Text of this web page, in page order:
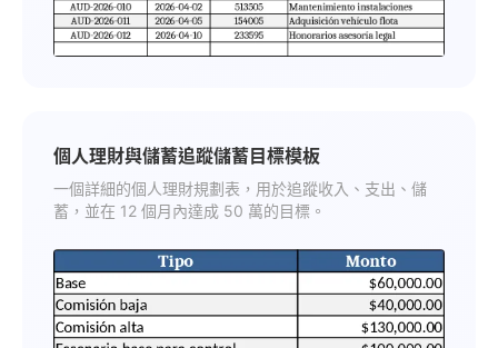
個人理財與儲蓄追蹤儲蓄目標模板
一個詳細的個人理財規劃表，用於追蹤收入、支出、儲
蓄，並在 12 個月內達成 50 萬的目標。